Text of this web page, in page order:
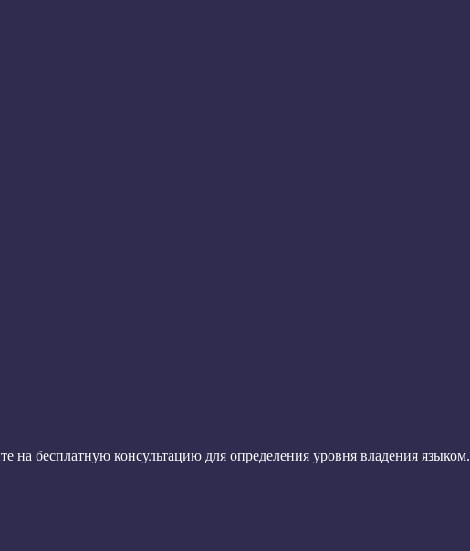
на бесплатную консультацию для определения уровня владения языком.